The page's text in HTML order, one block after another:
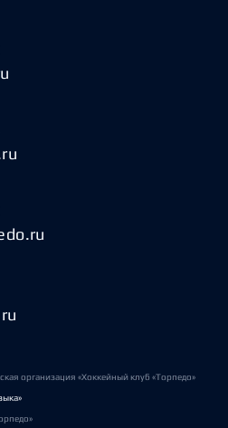
организация «Хоккейный клуб «Торпедо»